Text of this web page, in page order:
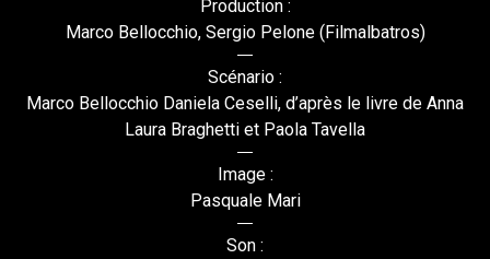
Production :
Marco Bellocchio, Sergio Pelone (Filmalbatros)
Scénario :
Marco Bellocchio Daniela Ceselli, d’après le livre de Anna
Laura Braghetti et Paola Tavella
Image :
Pasquale Mari
Son :